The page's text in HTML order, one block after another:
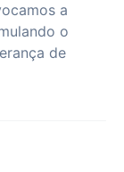
a
o
de